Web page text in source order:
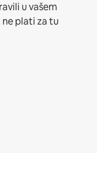
u vašem
plati za tu